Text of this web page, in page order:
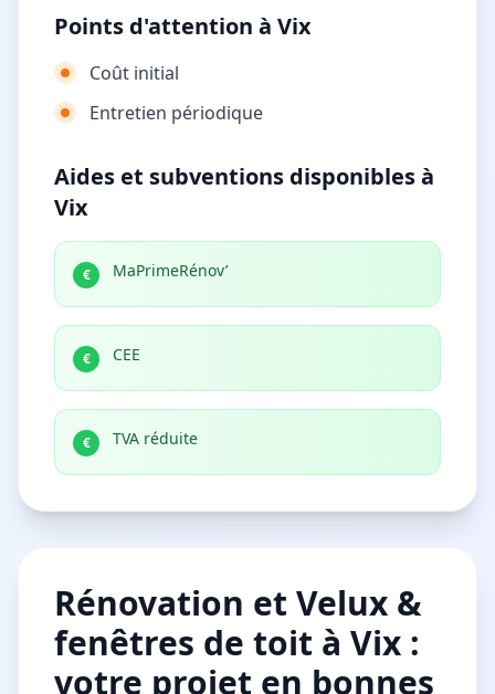
Points d'attention à Vix
Coût initial
Entretien périodique
Aides et subventions disponibles à
Vix
€ MaPrimeRénov’
€ CEE
€ TVA réduite
Rénovation et Velux &
fenêtres de toit à Vix :
votre projet en bonnes